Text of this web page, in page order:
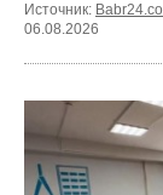
Источник:
06.08.2026